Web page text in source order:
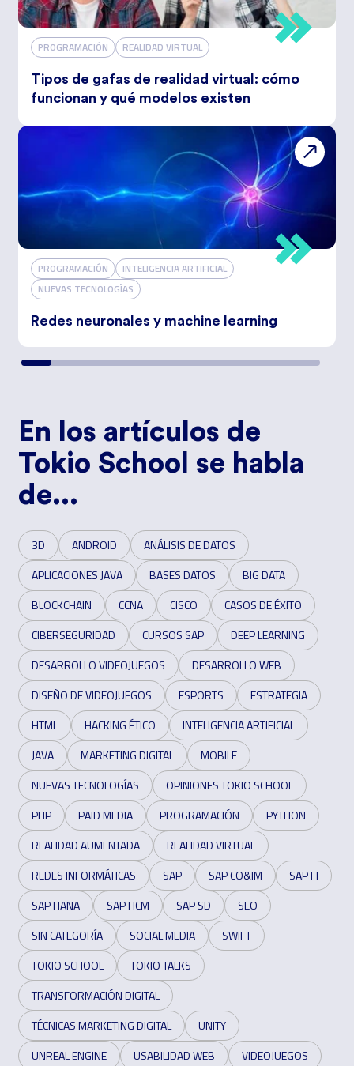
PROGRAMACIÓN REALIDAD VIRTUAL
Tipos de gafas de realidad virtual: cómo
funcionan y qué modelos existen
PROGRAMACIÓN
INTELIGENCIA ARTIFICIAL
NUEVAS TECNOLOGÍAS
Redes neuronales y machine learning
En los artículos de
Tokio School se habla
de...
3D ANDROID
ANÁLISIS DE DATOS
APLICACIONES JAVA
BASES DATOS
BIG DATA
BLOCKCHAIN
CCNA CISCO
CASOS DE ÉXITO
CIBERSEGURIDAD
CURSOS SAP
DEEP LEARNING
DESARROLLO VIDEOJUEGOS
DESARROLLO WEB
DISEÑO DE VIDEOJUEGOS
ESPORTS
ESTRATEGIA
HTML
HACKING ÉTICO
INTELIGENCIA ARTIFICIAL
JAVA
MARKETING DIGITAL
MOBILE
NUEVAS TECNOLOGÍAS
OPINIONES TOKIO SCHOOL
PHP
PAID MEDIA PROGRAMACIÓN
PYTHON
REALIDAD AUMENTADA
REALIDAD VIRTUAL
REDES INFORMÁTICAS
SAP SAP CO&IM
SAP FI
SAP HANA
SAP HCM SAP SD
SEO
SIN CATEGORÍA
SOCIAL MEDIA
SWIFT
TOKIO SCHOOL
TOKIO TALKS
TRANSFORMACIÓN DIGITAL
TÉCNICAS MARKETING DIGITAL
UNITY
UNREAL ENGINE
USABILIDAD WEB VIDEOJUEGOS